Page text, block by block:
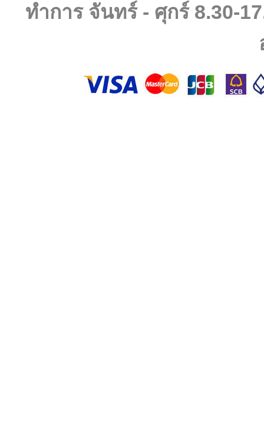
ทำการ จันทร์ - ศุกร์ 8.30-